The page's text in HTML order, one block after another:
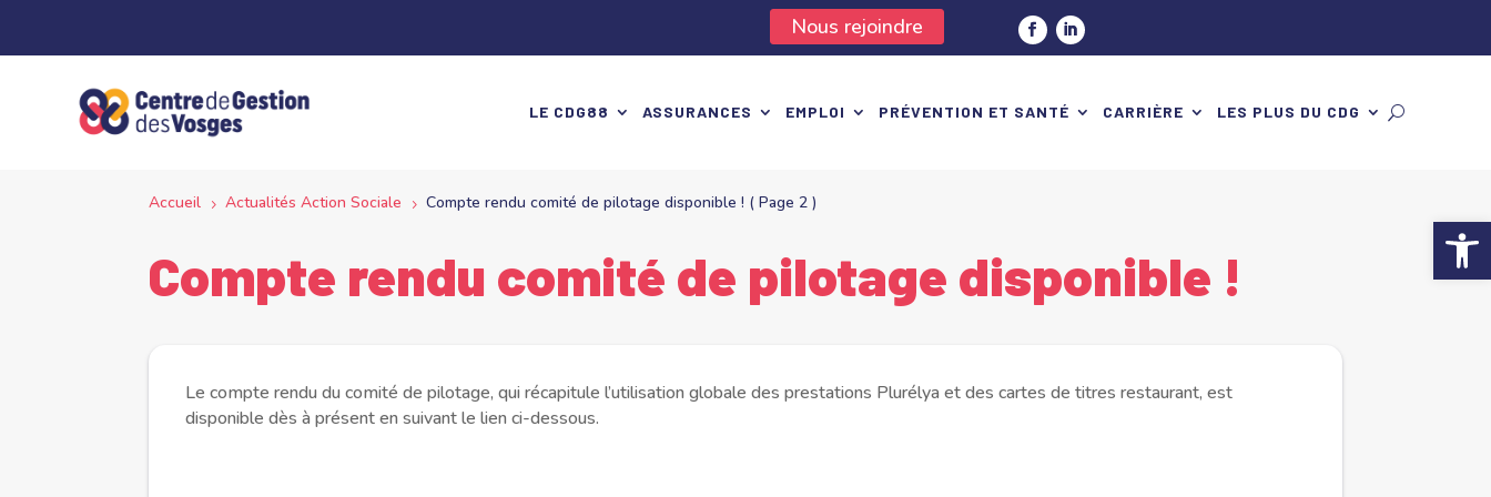
Nous rejoindre
LE CDG88 ASSURANCES EMPLOI PRÉVENTION ET SANTÉ CARRIÈRE LES PLUS DU CDG
Accueil 5 Actualités Action Sociale 5 Compte rendu comité de pilotage disponible ! ( Page 2 )
Compte rendu comité de pilotage disponible !
Le compte rendu du comité de pilotage, qui récapitule l’utilisation globale des prestations Plurélya et des cartes de titres restaurant, est
disponible dès à présent en suivant le lien ci-dessous.